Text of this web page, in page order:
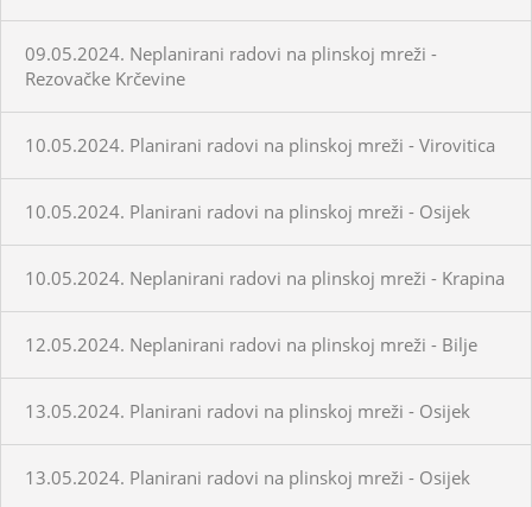
09.05.2024. Neplanirani radovi na plinskoj mreži -
Rezovačke Krčevine
10.05.2024. Planirani radovi na plinskoj mreži - Virovitica
10.05.2024. Planirani radovi na plinskoj mreži - Osijek
10.05.2024. Neplanirani radovi na plinskoj mreži - Krapina
12.05.2024. Neplanirani radovi na plinskoj mreži - Bilje
13.05.2024. Planirani radovi na plinskoj mreži - Osijek
13.05.2024. Planirani radovi na plinskoj mreži - Osijek